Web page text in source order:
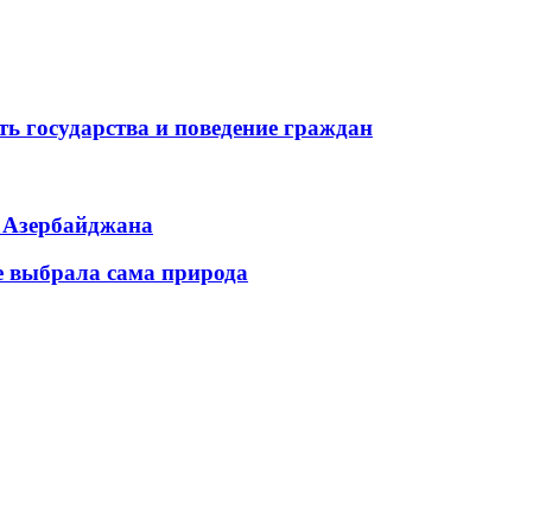
государства и поведение граждан
выбрала сама природа